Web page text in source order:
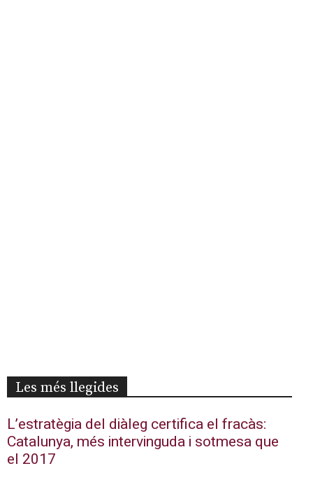
Les més llegides
L’estratègia del diàleg certifica el fracàs:
Catalunya, més intervinguda i sotmesa que
el 2017